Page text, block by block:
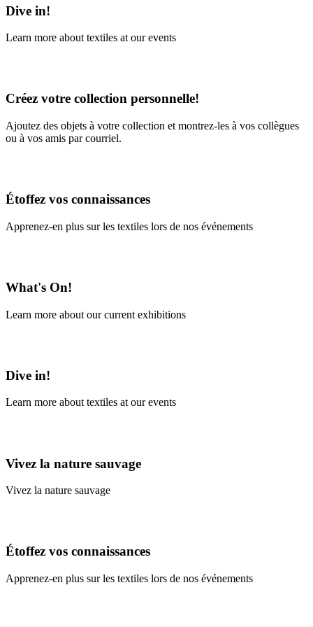
Dive in!
Learn more about textiles at our events
Créez votre collection personnelle!
Ajoutez des objets à votre collection et montrez-les à vos collègues
ou à vos amis par courriel.
Étoffez vos connaissances
Apprenez-en plus sur les textiles lors de nos événements
What's On!
Learn more about our current exhibitions
Dive in!
Learn more about textiles at our events
Vivez la nature sauvage
Vivez la nature sauvage
Étoffez vos connaissances
Apprenez-en plus sur les textiles lors de nos événements